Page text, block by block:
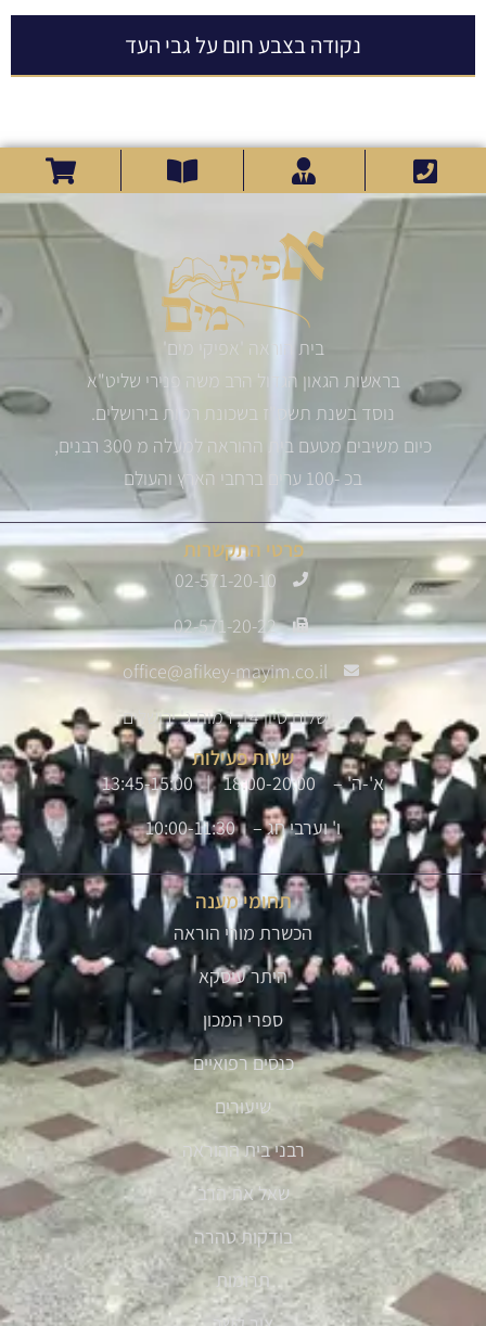
נקודה בצבע חום על גבי העד
בית הוראה 'אפיקי מים'
בראשות הגאון הגדול הרב משה פנירי שליט"א
נוסד בשנת תשס"ז בשכונת רמות בירושלים.
כיום משיבים מטעם בית ההוראה למעלה מ 300 רבנים,
בכ -100 ערים ברחבי הארץ והעולם
פרטי התקשרות
02-571-20-10
02-571-20-22
office@afikey-mayim.co.il
שלום סיון 14, רמות ג' ירושלים
שעות פעילות
א'-ה' – 18:00-20:00 | 13:45-15:00
ו' וערבי חג – 10:00-11:30
תחומי מענה
הכשרת מורי הוראה
היתר עיסקא
ספרי המכון
כנסים רפואיים
שיעורים
רבני בית ההוראה
שאל את הרב
בודקות טהרה
תרומות